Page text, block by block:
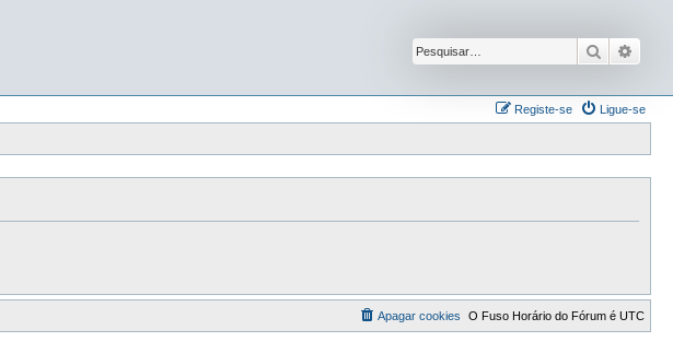
Pesquisar
Ligue-se
Registe-se
O Fuso Horário do Fórum é UTC
Apagar cookies